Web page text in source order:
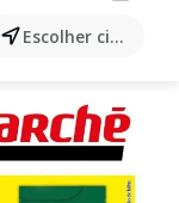
Escolher cidade